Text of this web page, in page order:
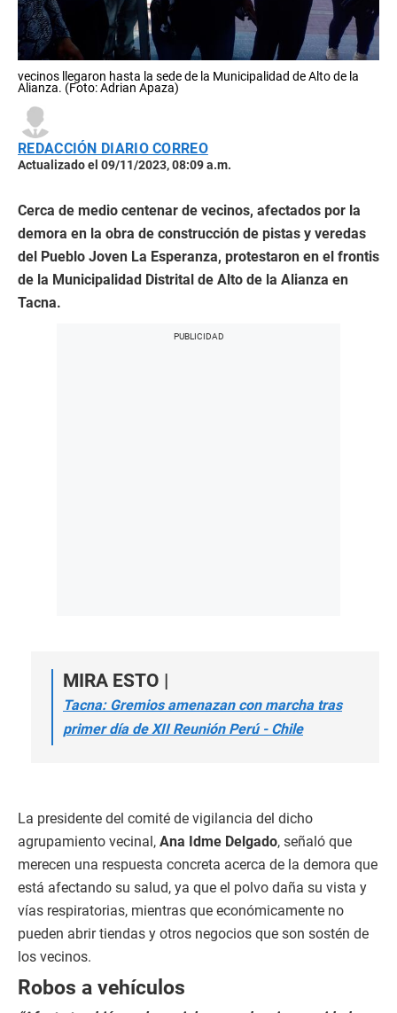
vecinos llegaron hasta la sede de la Municipalidad de Alto de la
Alianza. (Foto: Adrian Apaza)
REDACCIÓN DIARIO CORREO
Actualizado el 09/11/2023, 08:09 a.m.
Cerca de medio centenar de vecinos, afectados por la
demora en la obra de construcción de pistas y veredas
del Pueblo Joven La Esperanza, protestaron en el frontis
de la Municipalidad Distrital de Alto de la Alianza en
Tacna.
MIRA ESTO |
Tacna: Gremios amenazan con marcha tras
primer día de XII Reunión Perú - Chile
La presidente del comité de vigilancia del dicho
agrupamiento vecinal, Ana Idme Delgado, señaló que
merecen una respuesta concreta acerca de la demora que
está afectando su salud, ya que el polvo daña su vista y
vías respiratorias, mientras que económicamente no
pueden abrir tiendas y otros negocios que son sostén de
los vecinos.
Robos a vehículos